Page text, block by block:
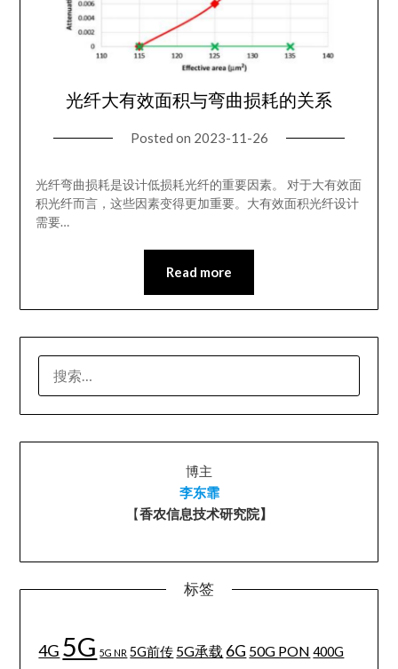
光纤大有效面积与弯曲损耗的关系
Posted on 2023-11-26
光纤弯曲损耗是设计低损耗光纤的重要因素。 对于大有效面
积光纤而言，这些因素变得更加重要。大有效面积光纤设计
需要…
Read more
索：
博主
李东霏
【香农信息技术研究院】
标签
4G 5G 5G NR 5G前传 5G承载 6G 50G PON 400G